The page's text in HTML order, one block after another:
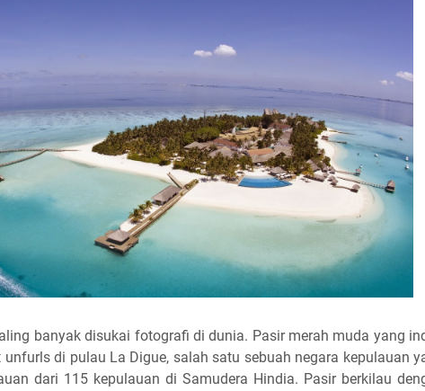
banyak disukai fotografi di dunia. Pasir merah muda yang
unfurls di pulau La Digue, salah satu sebuah negara kepulauan
dari 115 kepulauan di Samudera Hindia. Pasir berkilau